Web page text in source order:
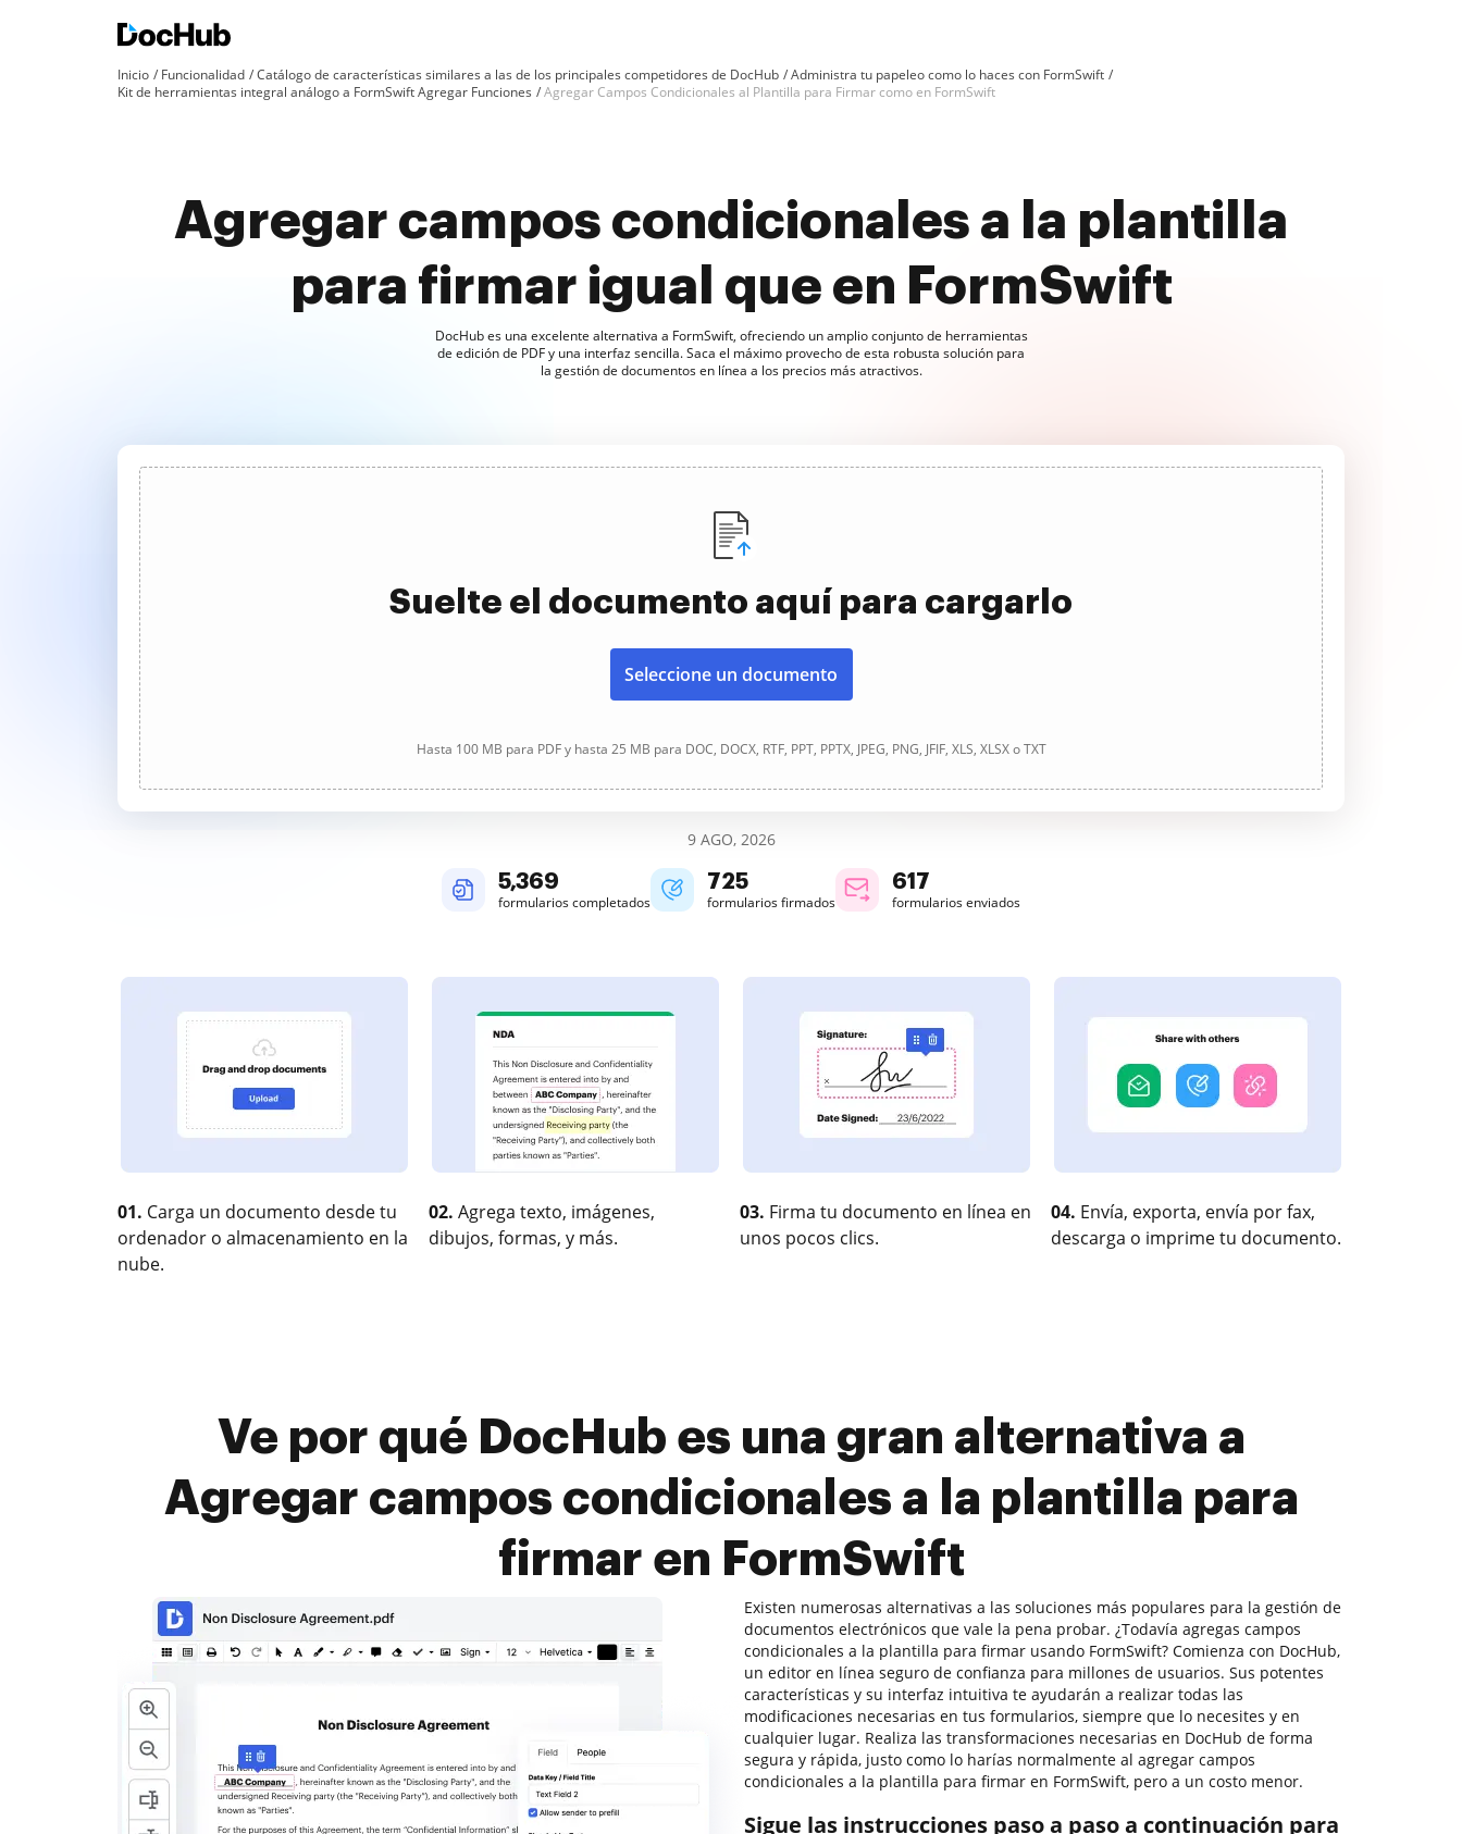
Inicio Funcionalidad Catálogo de características similares a las de los principales competidores de DocHub
Administra tu papeleo como lo haces con FormSwift
Kit de herramientas integral análogo a FormSwift Agregar Funciones
Agregar Campos Condicionales al Plantilla para Firmar como en FormSwift
Agregar campos condicionales a la plantilla
para firmar igual que en FormSwift
DocHub es una excelente alternativa a FormSwift, ofreciendo un amplio conjunto de herramientas
de edición de PDF y una interfaz sencilla. Saca el máximo provecho de esta robusta solución para
la gestión de documentos en línea a los precios más atractivos.
Suelte el documento aquí para cargarlo
Seleccione un documento
Hasta 100 MB para PDF y hasta 25 MB para DOC, DOCX, RTF, PPT, PPTX, JPEG, PNG, JFIF, XLS, XLSX o TXT
9 AGO, 2026
5,369
formularios completados
725
formularios firmados
617
formularios enviados
01. Carga un documento desde tu
ordenador o almacenamiento en la
nube.
02. Agrega texto, imágenes,
dibujos, formas, y más.
03. Firma tu documento en línea en
unos pocos clics.
04. Envía, exporta, envía por fax,
descarga o imprime tu documento.
Ve por qué DocHub es una gran alternativa a
Agregar campos condicionales a la plantilla para
firmar en FormSwift
Existen numerosas alternativas a las soluciones más populares para la gestión de
documentos electrónicos que vale la pena probar. ¿Todavía agregas campos
condicionales a la plantilla para firmar usando FormSwift? Comienza con DocHub,
un editor en línea seguro de confianza para millones de usuarios. Sus potentes
características y su interfaz intuitiva te ayudarán a realizar todas las
modificaciones necesarias en tus formularios, siempre que lo necesites y en
cualquier lugar. Realiza las transformaciones necesarias en DocHub de forma
segura y rápida, justo como lo harías normalmente al agregar campos
condicionales a la plantilla para firmar en FormSwift, pero a un costo menor.
Sigue las instrucciones paso a paso a continuación para